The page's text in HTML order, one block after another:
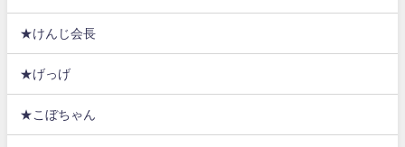
★けんじ会長
★げっげ
★こぼちゃん